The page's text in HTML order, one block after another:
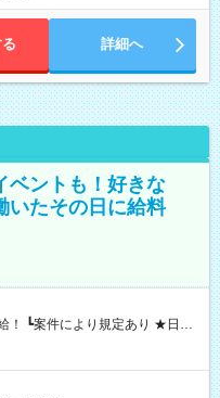
詳細へ
ベントも！好きな
たその日に給料
の日に現金GET♪ お仕事後はコ
！ 【試用期間】試